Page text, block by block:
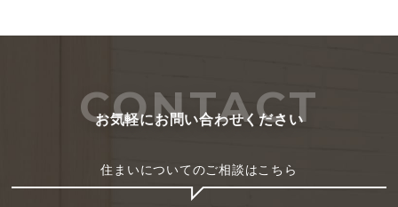
CONTACT
お気軽にお問い合わせください
住まいについてのご相談はこちら